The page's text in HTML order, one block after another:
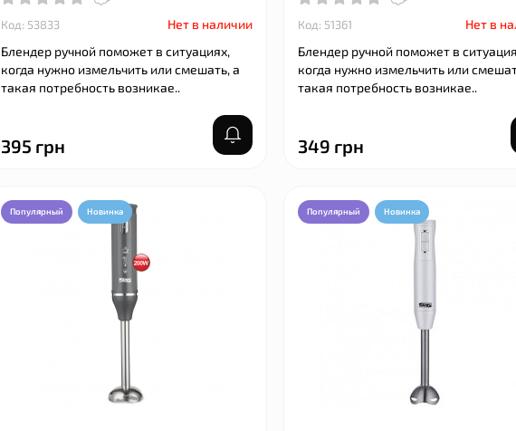
Код: 53833
Нет в наличии
Блендер ручной поможет в ситуациях,
когда нужно измельчить или смешать, а
такая потребность возникае..
395 грн
Код: 51361
Нет в
Блендер ручной поможет в
когда нужно измельчить или
такая потребность возникае..
349 грн
Популярный Новинка Популярный Новинка